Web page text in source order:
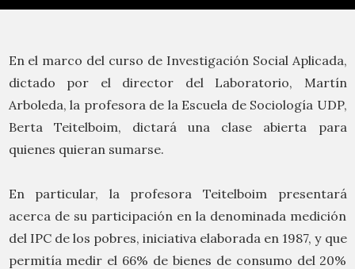
En el marco del curso de Investigación Social Aplicada,
dictado por el director del Laboratorio, Martín
Arboleda, la profesora de la Escuela de Sociología UDP,
Berta Teitelboim, dictará una clase abierta para
quienes quieran sumarse.
En particular, la profesora Teitelboim presentará
acerca de su participación en la denominada medición
del IPC de los pobres, iniciativa elaborada en 1987, y que
permitía medir el 66% de bienes de consumo del 20%